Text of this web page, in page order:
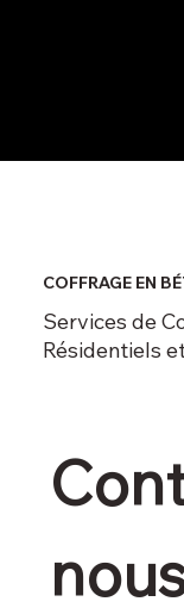
COFFRAGE EN
Services de
Résidentiels